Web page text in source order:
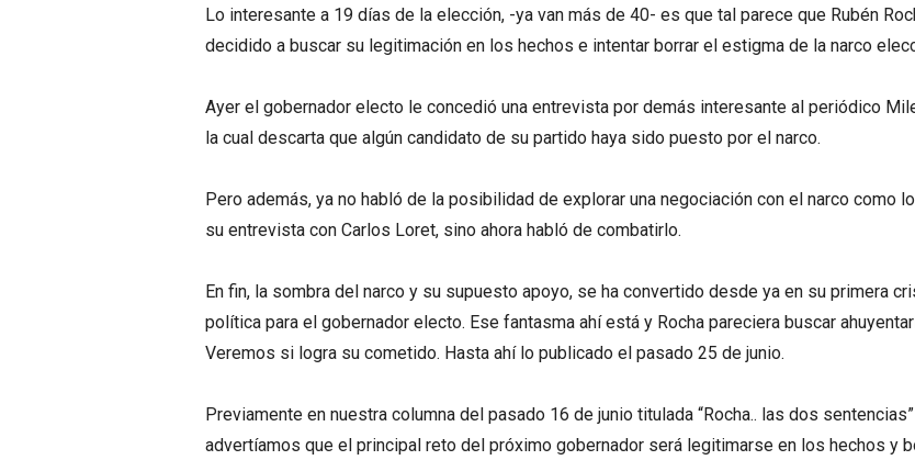
Lo interesante a 19 días de la elección, -ya van más de 40- es que tal parece que Rubén
decidido a buscar su legitimación en los hechos e intentar borrar el estigma de la narco
Ayer el gobernador electo le concedió una entrevista por demás interesante al periódico
la cual descarta que algún candidato de su partido haya sido puesto por el narco.
Pero además, ya no habló de la posibilidad de explorar una negociación con el narco como
su entrevista con Carlos Loret, sino ahora habló de combatirlo.
En fin, la sombra del narco y su supuesto apoyo, se ha convertido desde ya en su primera
política para el gobernador electo. Ese fantasma ahí está y Rocha pareciera buscar
Veremos si logra su cometido. Hasta ahí lo publicado el pasado 25 de junio.
Previamente en nuestra columna del pasado 16 de junio titulada “Rocha.. las dos
advertíamos que el principal reto del próximo gobernador será legitimarse en los hechos y